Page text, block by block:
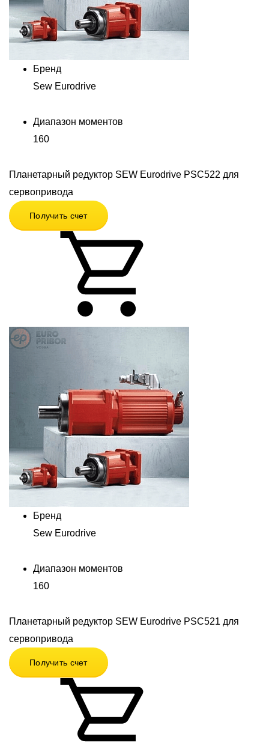
Бренд
Sew Eurodrive
Диапазон моментов
160
Планетарный редуктор SEW Eurodrive PSC522 для
сервопривода
Получить счет
Бренд
Sew Eurodrive
Диапазон моментов
160
Планетарный редуктор SEW Eurodrive PSC521 для
сервопривода
Получить счет